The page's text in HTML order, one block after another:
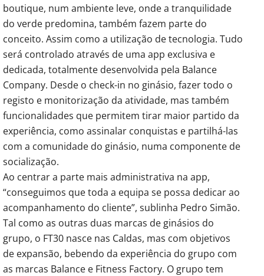
boutique, num ambiente leve, onde a tranquilidade
do verde predomina, também fazem parte do
conceito. Assim como a utilização de tecnologia. Tudo
será controlado através de uma app exclusiva e
dedicada, totalmente desenvolvida pela Balance
Company. Desde o check-in no ginásio, fazer todo o
registo e monitorização da atividade, mas também
funcionalidades que permitem tirar maior partido da
experiência, como assinalar conquistas e partilhá-las
com a comunidade do ginásio, numa componente de
socialização.
Ao centrar a parte mais administrativa na app,
“conseguimos que toda a equipa se possa dedicar ao
acompanhamento do cliente”, sublinha Pedro Simão.
Tal como as outras duas marcas de ginásios do
grupo, o FT30 nasce nas Caldas, mas com objetivos
de expansão, bebendo da experiência do grupo com
as marcas Balance e Fitness Factory. O grupo tem